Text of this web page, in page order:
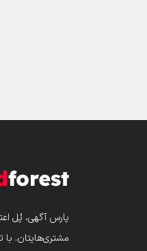
پارس‌ آگهی، پُل
مشتری‌هایتان. با